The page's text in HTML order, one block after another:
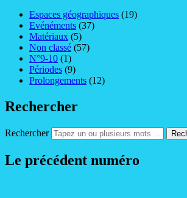
Espaces géographiques (19)
Evénéments (37)
Matériaux (5)
Non classé (57)
N°9-10 (1)
Périodes (9)
Prolongements (12)
Rechercher
Rechercher
Le précédent numéro